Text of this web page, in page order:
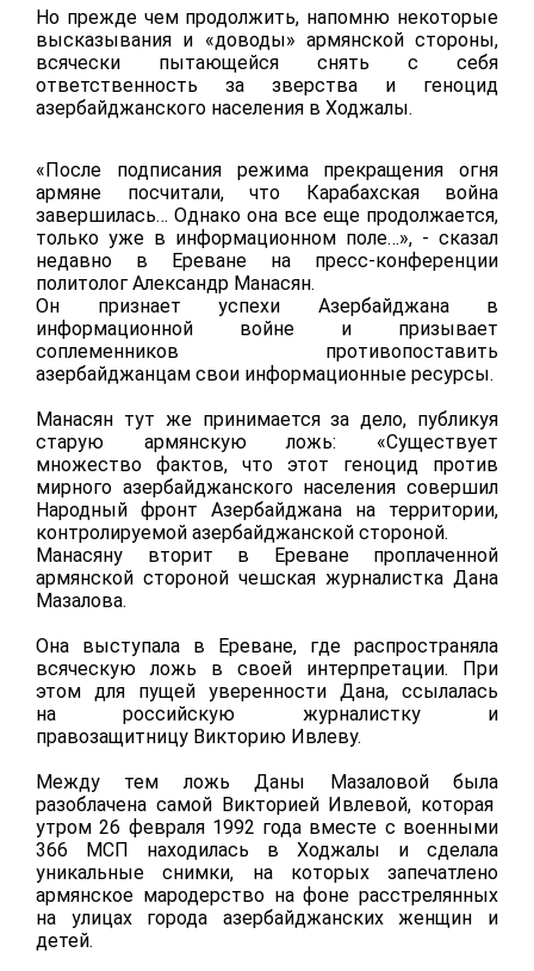
Но прежде чем продолжить, напомню некоторые
высказывания и «доводы» армянской стороны,
всячески пытающейся снять с себя
ответственность за зверства и геноцид
азербайджанского населения в Ходжалы.
«После подписания режима прекращения огня
армяне посчитали, что Карабахская война
завершилась… Однако она все еще продолжается,
только уже в информационном поле…», - сказал
недавно в Ереване на пресс-конференции
политолог Александр Манасян.
Он признает успехи Азербайджана в
информационной войне и призывает
соплеменников противопоставить
азербайджанцам свои информационные ресурсы.
Манасян тут же принимается за дело, публикуя
старую армянскую ложь: «Существует
множество фактов, что этот геноцид против
мирного азербайджанского населения совершил
Народный фронт Азербайджана на территории,
контролируемой азербайджанской стороной.
Манасяну вторит в Ереване проплаченной
армянской стороной чешская журналистка Дана
Мазалова.
Она выступала в Ереване, где распространяла
всяческую ложь в своей интерпретации. При
этом для пущей уверенности Дана, ссылалась
нароссийскую журналистку и
правозащитницу Викторию Ивлеву.
Между тем ложь Даны Мазаловой была
разоблачена самой Викторией Ивлевой, которая
утром 26 февраля 1992 года вместе с военными
366 МСП находилась в Ходжалы и сделала
уникальные снимки, на которых запечатлено
армянское мародерство на фоне расстрелянных
на улицах города азербайджанских женщин и
детей.